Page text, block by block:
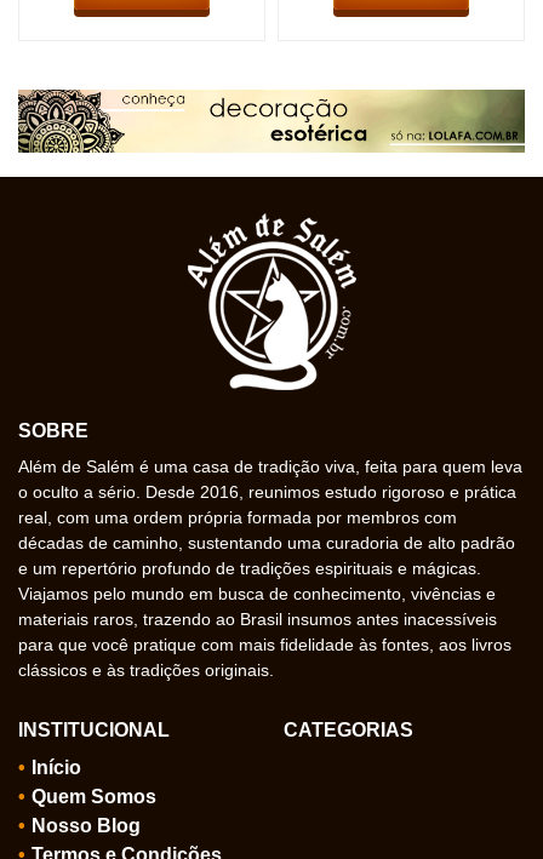
SOBRE
Além de Salém é uma casa de tradição viva, feita para quem leva
o oculto a sério. Desde 2016, reunimos estudo rigoroso e prática
real, com uma ordem própria formada por membros com
décadas de caminho, sustentando uma curadoria de alto padrão
e um repertório profundo de tradições espirituais e mágicas.
Viajamos pelo mundo em busca de conhecimento, vivências e
materiais raros, trazendo ao Brasil insumos antes inacessíveis
para que você pratique com mais fidelidade às fontes, aos livros
clássicos e às tradições originais.
INSTITUCIONAL
Início
Quem Somos
Nosso Blog
Termos e Condições
CATEGORIAS